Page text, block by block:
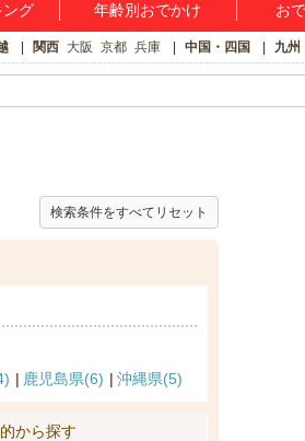
ング 年齢別おでかけ お
関西 大阪 京都 兵庫 中国・四国 九州
検索条件をすべてリセット
鹿児島県(6) 沖縄県(5)
から探す